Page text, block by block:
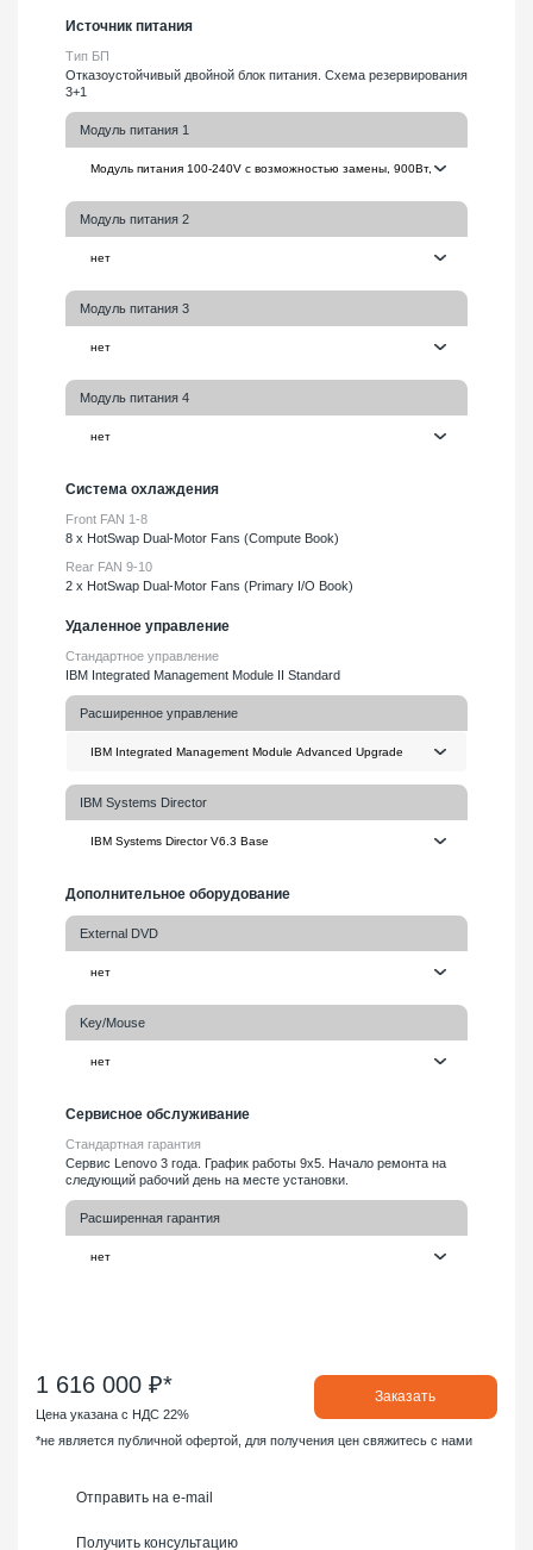
Источник питания
Тип БП
Отказоустойчивый двойной блок питания. Схема резервирования
3+1
Модуль питания 1
Модуль питания 2
Модуль питания 3
Модуль питания 4
Система охлаждения
Front FAN 1-8
8 x HotSwap Dual-Motor Fans (Compute Book)
Rear FAN 9-10
2 x HotSwap Dual-Motor Fans (Primary I/O Book)
Удаленное управление
Стандартное управление
IBM Integrated Management Module II Standard
Расширенное управление
IBM Systems Director
Дополнительное оборудование
External DVD
Key/Mouse
Сервисное обслуживание
Стандартная гарантия
Сервис Lenovo 3 года. График работы 9х5. Начало ремонта на
следующий рабочий день на месте установки.
Расширенная гарантия
1 616 000 ₽*
Цена указана с НДС 22%
Заказать
*не является публичной офертой, для получения цен свяжитесь с нами
Отправить на e-mail
Получить консультацию